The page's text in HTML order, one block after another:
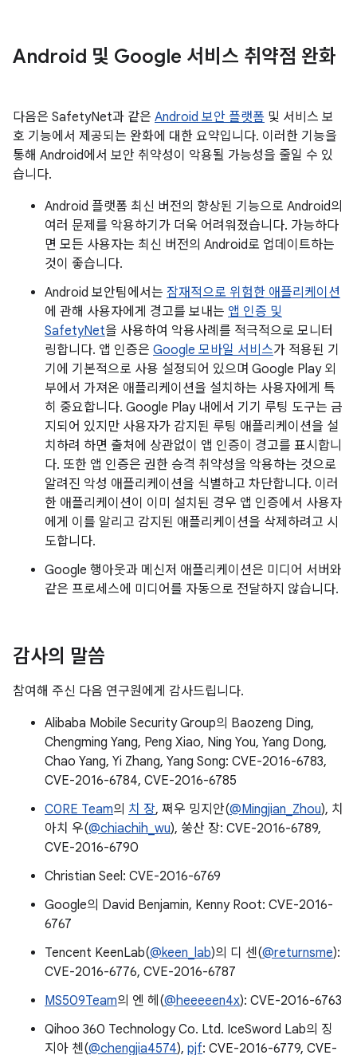
Android 및 Google 서비스 취약점 완화
다음은 SafetyNet과 같은 Android 보안 플랫폼 및 서비스 보
호 기능에서 제공되는 완화에 대한 요약입니다. 이러한 기능을
통해 Android에서 보안 취약성이 악용될 가능성을 줄일 수 있
습니다.
Android 플랫폼 최신 버전의 향상된 기능으로 Android의
여러 문제를 악용하기가 더욱 어려워졌습니다. 가능하다
면 모든 사용자는 최신 버전의 Android로 업데이트하는
것이 좋습니다.
Android 보안팀에서는 잠재적으로 위험한 애플리케이션
에 관해 사용자에게 경고를 보내는 앱 인증 및
SafetyNet을 사용하여 악용사례를 적극적으로 모니터
링합니다. 앱 인증은 Google 모바일 서비스가 적용된 기
기에 기본적으로 사용 설정되어 있으며 Google Play 외
부에서 가져온 애플리케이션을 설치하는 사용자에게 특
히 중요합니다. Google Play 내에서 기기 루팅 도구는 금
지되어 있지만 사용자가 감지된 루팅 애플리케이션을 설
치하려 하면 출처에 상관없이 앱 인증이 경고를 표시합니
다. 또한 앱 인증은 권한 승격 취약성을 악용하는 것으로
알려진 악성 애플리케이션을 식별하고 차단합니다. 이러
한 애플리케이션이 이미 설치된 경우 앱 인증에서 사용자
에게 이를 알리고 감지된 애플리케이션을 삭제하려고 시
도합니다.
Google 행아웃과 메신저 애플리케이션은 미디어 서버와
같은 프로세스에 미디어를 자동으로 전달하지 않습니다.
감사의 말씀
참여해 주신 다음 연구원에게 감사드립니다.
Alibaba Mobile Security Group의 Baozeng Ding,
Chengming Yang, Peng Xiao, Ning You, Yang Dong,
Chao Yang, Yi Zhang, Yang Song: CVE-2016-6783,
CVE-2016-6784, CVE-2016-6785
C0RE Team의 치 장, 쩌우 밍지안(@Mingjian_Zhou), 치
아치 우(@chiachih_wu), 쑹산 장: CVE-2016-6789,
CVE-2016-6790
Christian Seel: CVE-2016-6769
Google의 David Benjamin, Kenny Root: CVE-2016-
6767
Tencent KeenLab(@keen_lab)의 디 센(@returnsme):
CVE-2016-6776, CVE-2016-6787
MS509Team의 엔 헤(@heeeeen4x): CVE-2016-6763
Qihoo 360 Technology Co. Ltd. IceSword Lab의 징
지아 첸(@chengjia4574), pjf: CVE-2016-6779, CVE-